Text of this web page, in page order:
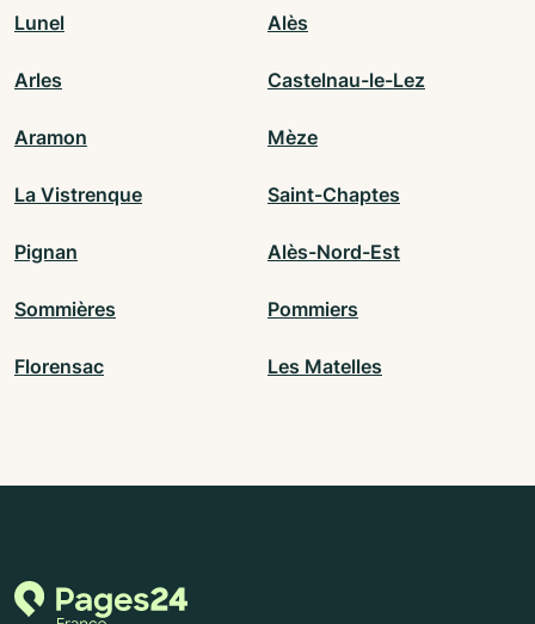
Lunel Alès
Arles Castelnau-le-Lez
Aramon Mèze
La Vistrenque Saint-Chaptes
Pignan Alès-Nord-Est
Sommières Pommiers
Florensac Les Matelles